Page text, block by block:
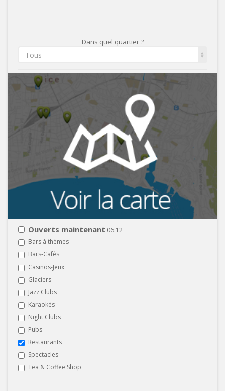
Dans quel quartier ?
Tous
Ouverts maintenant 06:12
Bars à thèmes
Bars-Cafés
Casinos-Jeux
Glaciers
Jazz Clubs
Karaokés
Night Clubs
Pubs
Restaurants
Spectacles
Tea & Coffee Shop